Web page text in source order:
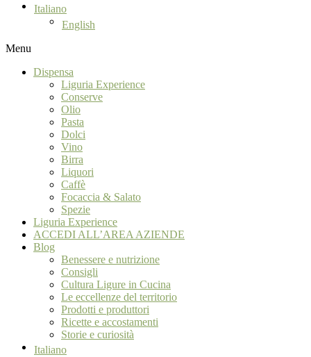
Italiano
English
Menu
Dispensa
Liguria Experience
Conserve
Olio
Pasta
Dolci
Vino
Birra
Liquori
Caffè
Focaccia & Salato
Spezie
Liguria Experience
ACCEDI ALL’AREA AZIENDE
Blog
Benessere e nutrizione
Consigli
Cultura Ligure in Cucina
Le eccellenze del territorio
Prodotti e produttori
Ricette e accostamenti
Storie e curiosità
Italiano